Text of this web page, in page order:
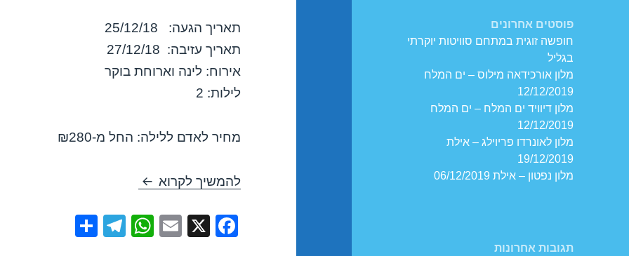
פוסטים אחרונים
חופשה זוגית במתחם סוויטות יוקרתי
בגליל
מלון אורכידאה מילוס – ים המלח
12/12/2019
מלון דיוויד ים המלח – ים המלח
12/12/2019
מלון לאונרדו פריוילג – אילת
19/12/2019
מלון נפטון – אילת 06/12/2019
תגובות אחרונות
תאריך הגעה: 25/12/18
תאריך עזיבה: 27/12/18
אירוח: לינה וארוחת בוקר
לילות: 2
מחיר לאדם ללילה: החל מ-₪280
להמשיך לקרוא חופשה במלון לאונרדו טבריה – 25/
F
X
E
W
T